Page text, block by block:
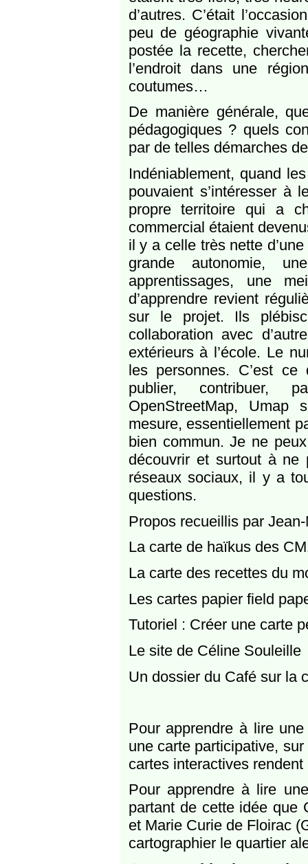
d’autres. C’était
peu de géographie
postée la recette,
l’endroit dans une
coutumes…
De manière générale,
pédagogiques ? quels
par de telles démarches
Indéniablement, quand
pouvaient s’intéresser à
propre territoire qui a
commercial étaient
il y a celle très nette
grande autonomie,
apprentissages, une
d’apprendre revient
sur le projet. Ils
collaboration avec
extérieurs à l’école. Le
les personnes. C’est
publier, contribuer,
OpenStreetMap, Umap
mesure, essentiellement
bien commun. Je ne
découvrir et surtout à ne
réseaux sociaux, il y a
questions.
Propos recueillis par
La carte de haïkus des
La carte des recettes du
Les cartes papier field
Tutoriel : Créer une carte
Le site de Céline Souleille
Un dossier du Café sur la
Pour apprendre à lire
une carte participative,
cartes interactives
Pour apprendre à lire
partant de cette idée que
et Marie Curie de Floirac
cartographier le quartier